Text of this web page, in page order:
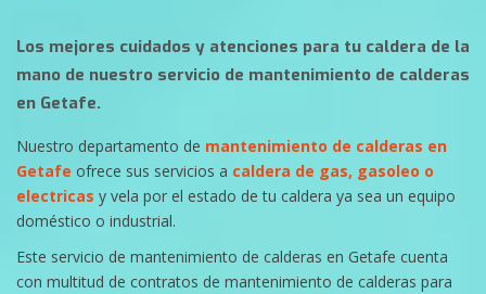
Los mejores cuidados y atenciones para tu caldera de la
mano de nuestro servicio de mantenimiento de calderas
en Getafe.
Nuestro departamento de mantenimiento de calderas en
Getafe ofrece sus servicios a caldera de gas, gasoleo o
electricas y vela por el estado de tu caldera ya sea un equipo
doméstico o industrial.
Este servicio de mantenimiento de calderas en Getafe cuenta
con multitud de contratos de mantenimiento de calderas para